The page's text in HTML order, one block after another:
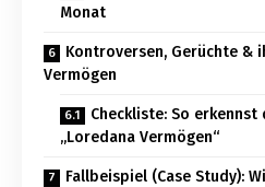
Monat
Kontroversen, Gerüchte &
Vermögen
Checkliste: So
„Loredana Vermögen“
Fallbeispiel (Case Study):